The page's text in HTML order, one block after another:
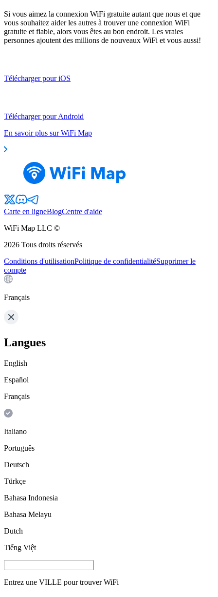
Si vous aimez la connexion WiFi gratuite autant que nous et que
vous souhaitez aider les autres à trouver une connexion WiFi
gratuite et fiable, alors vous êtes au bon endroit. Les vraies
personnes ajoutent des millions de nouveaux WiFi et vous aussi!
Télécharger pour iOS
Télécharger pour Android
En savoir plus sur WiFi Map
Carte en ligneBlogCentre d'aide
WiFi Map LLC ©
2026 Tous droits réservés
Conditions d'utilisationPolitique de confidentialitéSupprimer le
compte
Français
Langues
English
Español
Français
Italiano
Português
Deutsch
Türkçe
Bahasa Indonesia
Bahasa Melayu
Dutch
Tiếng Việt
Entrez une VILLE pour trouver WiFi